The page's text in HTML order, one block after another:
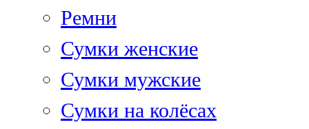
Ремни
Сумки женские
Сумки мужские
Сумки на колёсах